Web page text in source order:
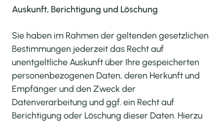
Auskunft, Berichtigung und Löschung
Sie haben im Rahmen der geltenden gesetzlichen
Bestimmungen jederzeit das Recht auf
unentgeltliche Auskunft über Ihre gespeicherten
personenbezogenen Daten, deren Herkunft und
Empfänger und den Zweck der
Datenverarbeitung und ggf. ein Recht auf
Berichtigung oder Löschung dieser Daten. Hierzu